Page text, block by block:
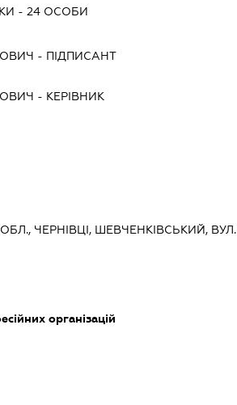
- 24 ОСОБИ
- ПІДПИСАНТ
- КЕРІВНИК
ЧЕРНІВЦІ, ШЕВЧЕНКІВСЬКИЙ, ВУЛ.
організацій